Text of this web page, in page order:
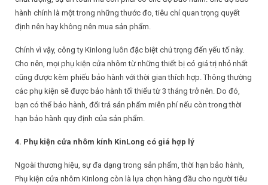
hành chính là một trong những thước đo, tiêu chí quan trọng quyết
định nên hay không nên mua sản phẩm.
Chính vì vậy, công ty Kinlong luôn đặc biệt chú trọng đến yếu tố này.
Cho nên, mọi phụ kiện cửa nhôm từ những thiết bị có giá trị nhỏ nhất
cũng được kèm phiếu bảo hành với thời gian thích hợp. Thông thường
các phụ kiện sẽ được bảo hành tối thiểu từ 3 tháng trở nên. Do đó,
bạn có thể bảo hành, đổi trả sản phẩm miễn phí nếu còn trong thời
hạn bảo hành quy định của sản phẩm.
4. Phụ kiện cửa nhôm kính KinLong có giá hợp lý
Ngoài thương hiệu, sự đa dạng trong sản phẩm, thời hạn bảo hành,
Phụ kiện cửa nhôm Kinlong còn là lựa chọn hàng đầu cho người tiêu